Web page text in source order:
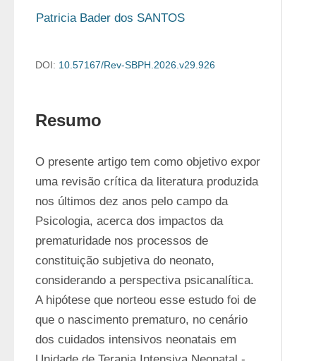
Patricia Bader dos SANTOS
DOI: 10.57167/Rev-SBPH.2026.v29.926
Resumo
O presente artigo tem como objetivo expor
uma revisão crítica da literatura produzida
nos últimos dez anos pelo campo da
Psicologia, acerca dos impactos da
prematuridade nos processos de
constituição subjetiva do neonato,
considerando a perspectiva psicanalítica.
A hipótese que norteou esse estudo foi de
que o nascimento prematuro, no cenário
dos cuidados intensivos neonatais em